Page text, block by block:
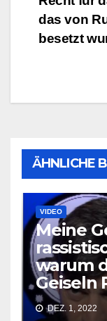
das von
besetzt
ÄHNLICHE
VIDEO
Meine
warum
Geiseln
DEZ. 1, 2022